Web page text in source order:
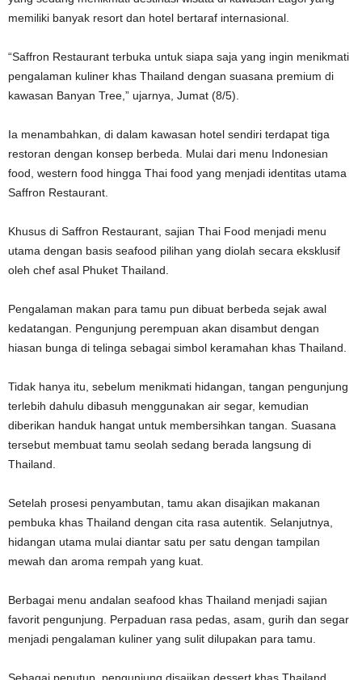
memiliki banyak resort dan hotel bertaraf internasional.
“Saffron Restaurant terbuka untuk siapa saja yang ingin menikmati
pengalaman kuliner khas Thailand dengan suasana premium di
kawasan Banyan Tree,” ujarnya, Jumat (8/5).
Ia menambahkan, di dalam kawasan hotel sendiri terdapat tiga
restoran dengan konsep berbeda. Mulai dari menu Indonesian
food, western food hingga Thai food yang menjadi identitas utama
Saffron Restaurant.
Khusus di Saffron Restaurant, sajian Thai Food menjadi menu
utama dengan basis seafood pilihan yang diolah secara eksklusif
oleh chef asal Phuket Thailand.
Pengalaman makan para tamu pun dibuat berbeda sejak awal
kedatangan. Pengunjung perempuan akan disambut dengan
hiasan bunga di telinga sebagai simbol keramahan khas Thailand.
Tidak hanya itu, sebelum menikmati hidangan, tangan pengunjung
terlebih dahulu dibasuh menggunakan air segar, kemudian
diberikan handuk hangat untuk membersihkan tangan. Suasana
tersebut membuat tamu seolah sedang berada langsung di
Thailand.
Setelah prosesi penyambutan, tamu akan disajikan makanan
pembuka khas Thailand dengan cita rasa autentik. Selanjutnya,
hidangan utama mulai diantar satu per satu dengan tampilan
mewah dan aroma rempah yang kuat.
Berbagai menu andalan seafood khas Thailand menjadi sajian
favorit pengunjung. Perpaduan rasa pedas, asam, gurih dan segar
menjadi pengalaman kuliner yang sulit dilupakan para tamu.